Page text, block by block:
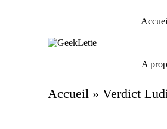
kjeux
de
A
Accueil » Verdict